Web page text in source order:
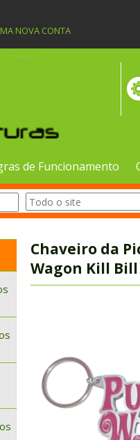
NOVA CONTA
de Funcionamento
Chaveiro da
Wagon Kill Bill